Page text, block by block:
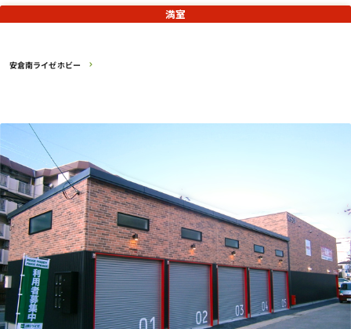
安倉南ライゼホビー
満室